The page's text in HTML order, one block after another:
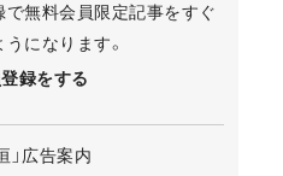
で無料会員限定記事をすぐ
になります。
録をする
」広告案内